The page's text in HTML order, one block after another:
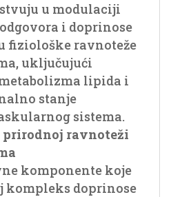
u modulaciji
i doprinose
fiziološke ravnoteže
uključujući
lipida i
stanje
sistema.
prirodnoj ravnoteži
komponente koje
kompleks doprinose